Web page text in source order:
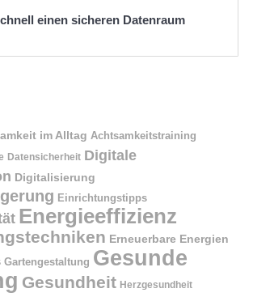
einen sicheren Datenraum
im Alltag Achtsamkeitstraining
Datensicherheit Digitale
Digitalisierung
Einrichtungstipps
Energieeffizienz
Erneuerbare Energien
Gartengestaltung Gesunde
Gesundheit Herzgesundheit